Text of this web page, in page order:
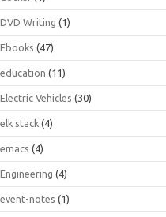
DVD Writing (1)
Ebooks (47)
education (11)
Electric Vehicles (30)
elk stack (4)
emacs (4)
Engineering (4)
event-notes (1)